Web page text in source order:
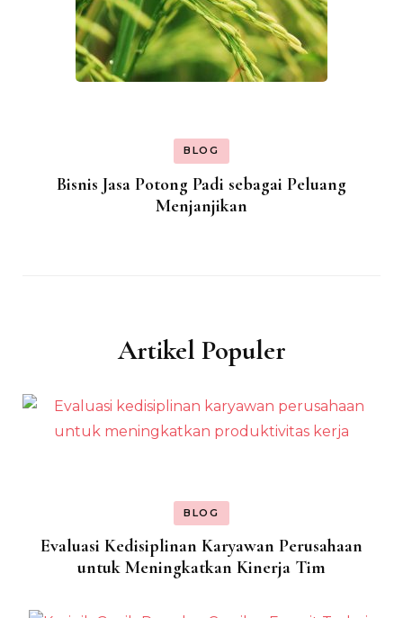
BLOG
Bisnis Jasa Potong Padi sebagai Peluang
Menjanjikan
Artikel Populer
BLOG
Evaluasi Kedisiplinan Karyawan Perusahaan
untuk Meningkatkan Kinerja Tim